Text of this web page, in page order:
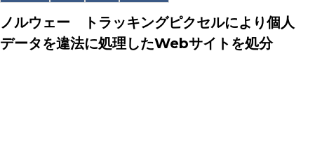
ノルウェー トラッキングピクセルにより個人
データを違法に処理したWebサイトを処分